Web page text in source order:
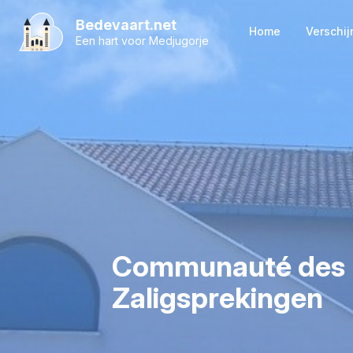
Bedevaart.net
Een hart voor Medjugorje
Home
Eerste dagen
Vijf punten
De zieners
Communauté
Zaligsprekingen